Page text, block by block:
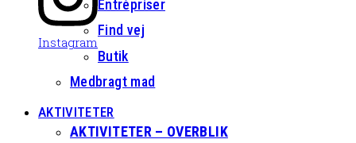
Instagram
Entrépriser
Find vej
Butik
Medbragt mad
AKTIVITETER
AKTIVITETER – OVERBLIK